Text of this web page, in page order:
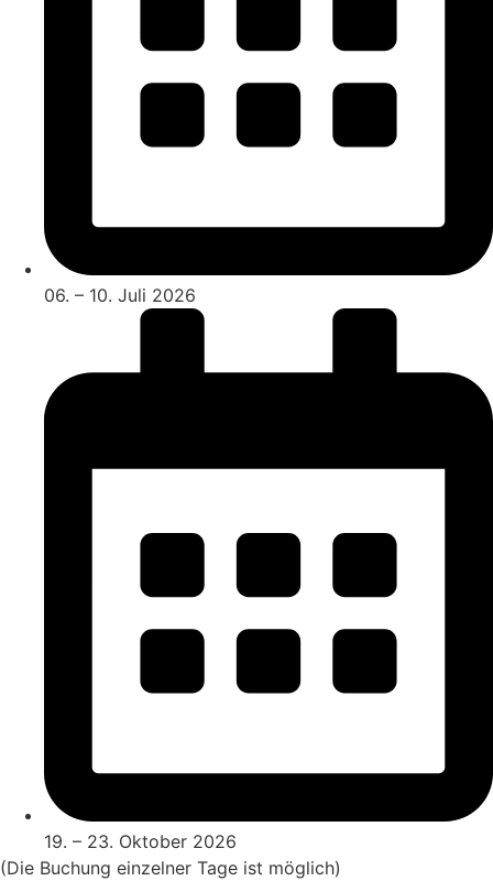
06. – 10. Juli 2026
19. – 23. Oktober 2026
(Die Buchung einzelner Tage ist möglich)